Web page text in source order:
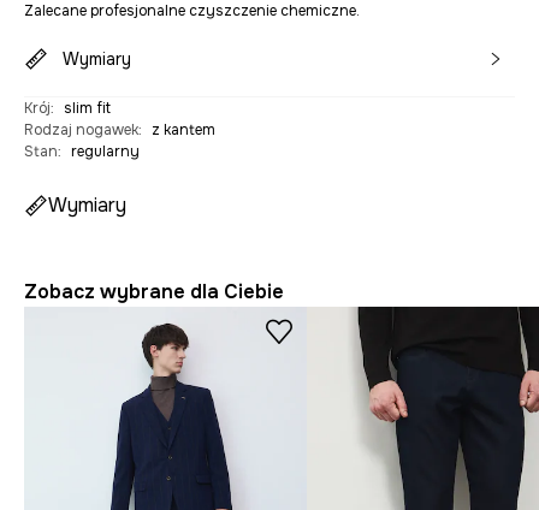
Zalecane profesjonalne czyszczenie chemiczne.
Wymiary
Krój:
slim fit
Rodzaj nogawek:
z kantem
Stan: regularny
Wymiary
Zobacz wybrane dla Ciebie